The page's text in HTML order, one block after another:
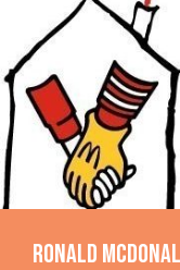
Ronald